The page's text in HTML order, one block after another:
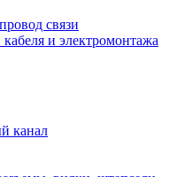
связи
и электромонтажа
канал